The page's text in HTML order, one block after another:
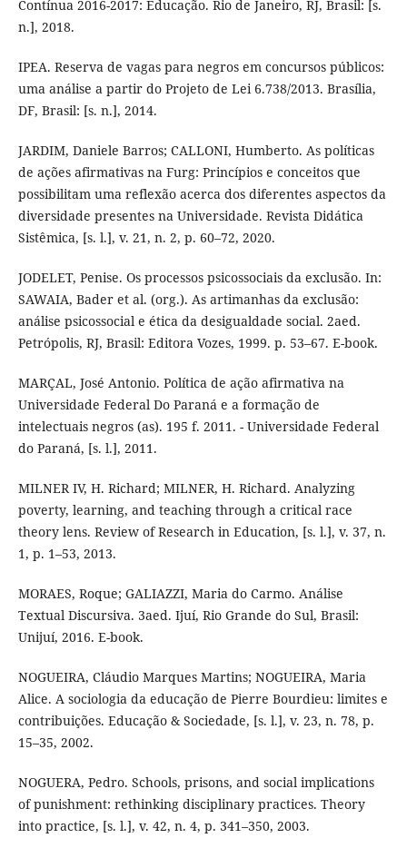
Contínua 2016-2017: Educação. Rio de Janeiro, RJ, Brasil: [s.
n.], 2018.
IPEA. Reserva de vagas para negros em concursos públicos:
uma análise a partir do Projeto de Lei 6.738/2013. Brasília,
DF, Brasil: [s. n.], 2014.
JARDIM, Daniele Barros; CALLONI, Humberto. As políticas
de ações afirmativas na Furg: Princípios e conceitos que
possibilitam uma reflexão acerca dos diferentes aspectos da
diversidade presentes na Universidade. Revista Didática
Sistêmica, [s. l.], v. 21, n. 2, p. 60–72, 2020.
JODELET, Penise. Os processos psicossociais da exclusão. In:
SAWAIA, Bader et al. (org.). As artimanhas da exclusão:
análise psicossocial e ética da desigualdade social. 2aed.
Petrópolis, RJ, Brasil: Editora Vozes, 1999. p. 53–67. E-book.
MARÇAL, José Antonio. Política de ação afirmativa na
Universidade Federal Do Paraná e a formação de
intelectuais negros (as). 195 f. 2011. - Universidade Federal
do Paraná, [s. l.], 2011.
MILNER IV, H. Richard; MILNER, H. Richard. Analyzing
poverty, learning, and teaching through a critical race
theory lens. Review of Research in Education, [s. l.], v. 37, n.
1, p. 1–53, 2013.
MORAES, Roque; GALIAZZI, Maria do Carmo. Análise
Textual Discursiva. 3aed. Ijuí, Rio Grande do Sul, Brasil:
Unijuí, 2016. E-book.
NOGUEIRA, Cláudio Marques Martins; NOGUEIRA, Maria
Alice. A sociologia da educação de Pierre Bourdieu: limites e
contribuições. Educação & Sociedade, [s. l.], v. 23, n. 78, p.
15–35, 2002.
NOGUERA, Pedro. Schools, prisons, and social implications
of punishment: rethinking disciplinary practices. Theory
into practice, [s. l.], v. 42, n. 4, p. 341–350, 2003.